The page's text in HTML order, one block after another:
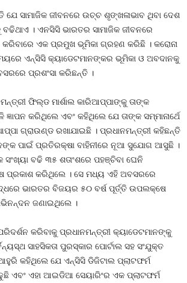
ଯେ ସାମାଜିକ ଜୀବନରେ ଉଚ୍ଚ ଶୃଙ୍ଖଳାଭାବ ଥିବା ଦେଶ
। ଏନସିସି ଭାରତର ସାମାଜିକ ଜୀବନରେ
କରିବାରେ ଏକ ପ୍ରମୁଖ ଭୂମିକା ଗ୍ରହଣ କରିଛି । କରୋନା
ଏନ୍‌ସିସି କ୍ୟାଡେଟମାନଙ୍କର ଭୂମିକା ଓ ଅବଦାନକୁ
ପ୍ରଶଂସା କରିଛନ୍ତି ।
ଫିଲ୍ଡ ମାର୍ଶାଲ କାରିଆପ୍ପାଙ୍କୁ ତାଙ୍କ
କରିଥିଲେ ଏବଂ କହିଥିଲେ ଯେ ତାଙ୍କ ସମ୍ମାନାର୍ଥେ
ଗ୍ରାଉଣ୍ଡ ରଖାଯାଇଛି । ପ୍ରଧାନମନ୍ତ୍ରୀ କହିଛନ୍ତି
ପାଇଁ ପ୍ରତିରକ୍ଷା ବାହିନୀରେ ନୂଆ ସୁଯୋଗ ଆସୁଛି ।
ବଢି ୩୫ ଶତାଂଶରେ ପହଞ୍ଚିବା ଘେନି
ପ୍ରକାଶ କରିଥିଲେ । ସେ ମଧ୍ୟ ଏହି ଅବସରରେ
ଭାରତର ବିଜୟର ୫୦ ବର୍ଷ ପୂର୍ତ୍ତି ଉପଲକ୍ଷେ
ଜଣାଇଥିଲେ ।
କରିବାକୁ ପ୍ରଧାନମନ୍ତ୍ରୀ କ୍ୟାଡେଟମାନଙ୍କୁ
ସାହସିକତା ପୁରସ୍କାର ପୋର୍ଟାଲ ସହ ସଂଯୁକ୍ତ
କହିଥିଲେ ଯେ ଏନ୍‌ସିସି ଡିଜିଟାଲ ପ୍ଲାଟଫର୍ମ
ଏହା ଆଇଡିଆ ସେୟାରିଂର ଏକ ପ୍ଲାଟଫର୍ମ